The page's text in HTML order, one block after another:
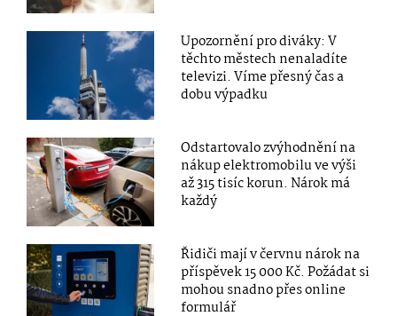
Upozornění pro diváky: V
těchto městech nenaladíte
televizi. Víme přesný čas a
dobu výpadku
Odstartovalo zvýhodnění na
nákup elektromobilu ve výši
až 315 tisíc korun. Nárok má
každý
Řidiči mají v červnu nárok na
příspěvek 15 000 Kč. Požádat si
mohou snadno přes online
formulář